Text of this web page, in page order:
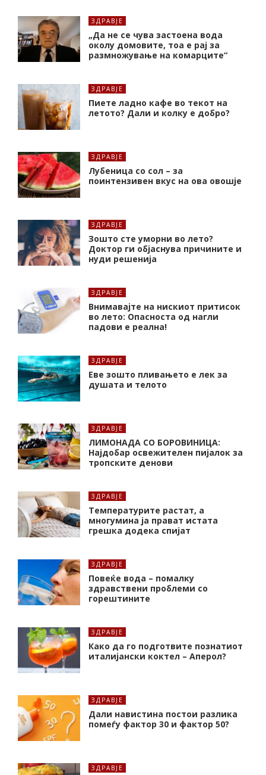
ЗДРАВЈЕ
„Да не се чува застоена вода
околу домовите, тоа е рај за
размножување на комарците“
ЗДРАВЈЕ
Пиете ладно кафе во текот на
летото? Дали и колку е добро?
ЗДРАВЈЕ
Лубеница со сол – за
поинтензивен вкус на ова овошје
ЗДРАВЈЕ
Зошто сте уморни во лето?
Доктор ги објаснува причините и
нуди решенија
ЗДРАВЈЕ
Внимавајте на нискиот притисок
во лето: Опасноста од нагли
падови е реална!
ЗДРАВЈЕ
Еве зошто пливањето е лек за
душата и телото
ЗДРАВЈЕ
ЛИМОНАДА СО БОРОВИНИЦА:
Најдобар освежителен пијалок за
тропските денови
ЗДРАВЈЕ
Температурите растат, а
многумина ја прават истата
грешка додека спијат
ЗДРАВЈЕ
Повеќе вода – помалку
здравствени проблеми со
горештините
ЗДРАВЈЕ
Како да го подготвите познатиот
италијански коктел – Аперол?
ЗДРАВЈЕ
Дали навистина постои разлика
помеѓу фактор 30 и фактор 50?
ЗДРАВЈЕ